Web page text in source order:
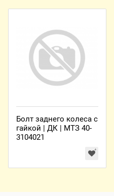
Болт заднего колеса с
гайкой | ДК | МТЗ 40-
3104021